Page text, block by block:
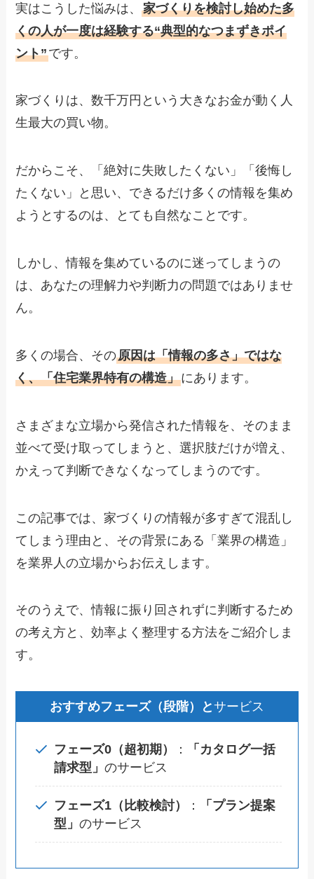
実はこうした悩みは、家づくりを検討し始めた多
くの人が一度は経験する“典型的なつまずきポイ
ント”です。
家づくりは、数千万円という大きなお金が動く人
生最大の買い物。
だからこそ、「絶対に失敗したくない」「後悔し
たくない」と思い、できるだけ多くの情報を集め
ようとするのは、とても自然なことです。
しかし、情報を集めているのに迷ってしまうの
は、あなたの理解力や判断力の問題ではありませ
ん。
多くの場合、その原因は「情報の多さ」ではな
く、「住宅業界特有の構造」にあります。
さまざまな立場から発信された情報を、そのまま
並べて受け取ってしまうと、選択肢だけが増え、
かえって判断できなくなってしまうのです。
この記事では、家づくりの情報が多すぎて混乱し
てしまう理由と、その背景にある「業界の構造」
を業界人の立場からお伝えします。
そのうえで、情報に振り回されずに判断するため
の考え方と、効率よく整理する方法をご紹介しま
す。
おすすめフェーズ（段階）とサービス
フェーズ0（超初期） ：
「カタログ一括
請求型」のサービス
フェーズ1（比較検討） ：
「プラン提案
型」のサービス